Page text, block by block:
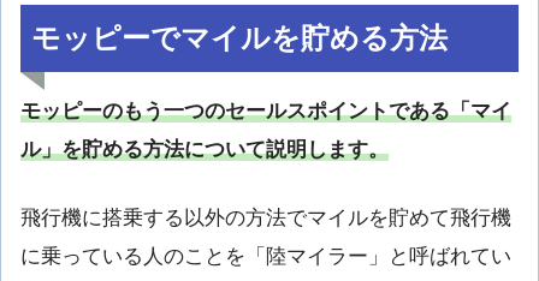
モッピーでマイルを貯める方法
モッピーのもう一つのセールスポイントである「マイ
ル」を貯める方法について説明します。
飛行機に搭乗する以外の方法でマイルを貯めて飛行機
に乗っている人のことを「陸マイラー」と呼ばれてい